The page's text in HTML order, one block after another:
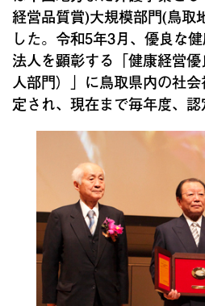
経営品質賞)大規模部門(鳥取
した。令和5年3月、優良な
法人を顕彰する「健康経営
人部門）」に鳥取県内の社
定され、現在まで毎年度、認